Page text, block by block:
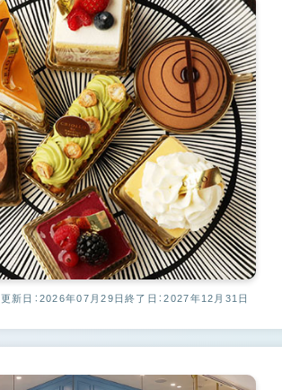
更新日：2026年07月29日終了日：2027年12月31日